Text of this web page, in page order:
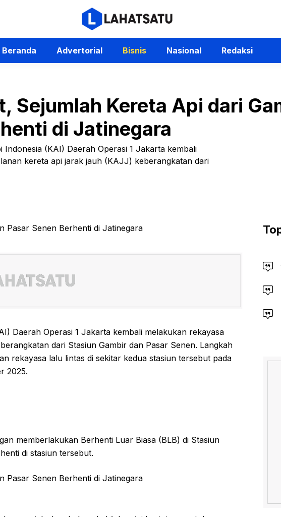
Beranda Advertorial Bisnis Nasional Redaksi
Sejumlah Kereta Api dari
di Jatinegara
(KAI) Daerah Operasi 1 Jakarta kembali
kereta api jarak jauh (KAJJ) keberangkatan dari
Daerah Operasi 1 Jakarta kembali melakukan rekayasa
dari Stasiun Gambir dan Pasar Senen. Langkah
rekayasa lalu lintas di sekitar kedua stasiun tersebut pada
2025.
memberlakukan Berhenti Luar Biasa (BLB) di Stasiun
di stasiun tersebut.